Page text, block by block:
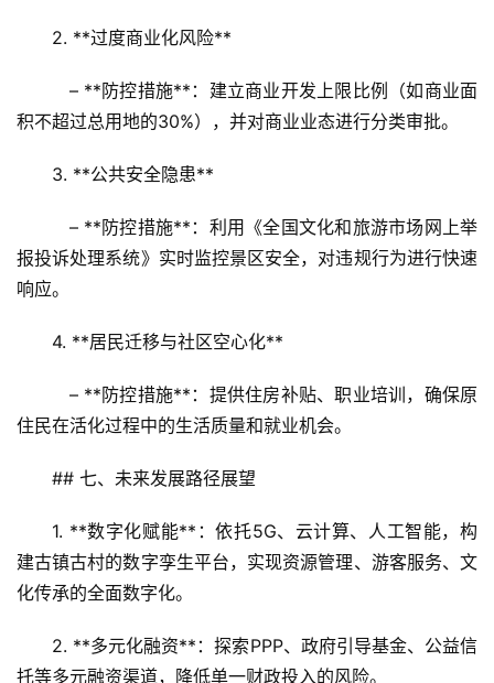
2. **过度商业化风险**
积不超过总用地的30%），并对商业业态进行分类审批。
3. **公共安全隐患**
报投诉处理系统》实时监控景区安全，对违规行为进行快速
响应。
4. **居民迁移与社区空心化**
住民在活化过程中的生活质量和就业机会。
## 七、未来发展路径展望
1. **数字化赋能**：依托5G、云计算、人工智能，构
建古镇古村的数字孪生平台，实现资源管理、游客服务、文
化传承的全面数字化。
2. **多元化融资**：探索PPP、政府引导基金、公益信
托等多元融资渠道，降低单一财政投入的风险。